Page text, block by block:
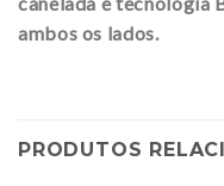
ambos os lados.
PRODUTOS